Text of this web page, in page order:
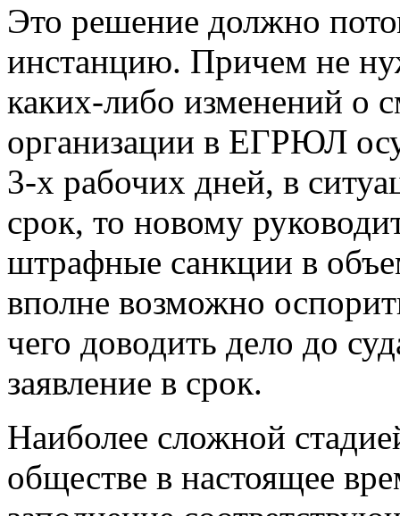
Это решение должно
инстанцию. Причем не
каких-либо изменений о
организации в ЕГРЮЛ
3-х рабочих дней, в
срок, то новому
штрафные санкции в
вполне возможно
чего доводить дело до
заявление в срок.
Наиболее сложной
обществе в настоящее